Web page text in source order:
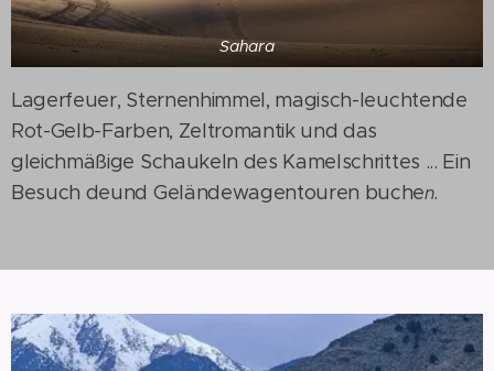
Sahara
Lagerfeuer, Sternenhimmel, magisch-leuchtende
Rot-Gelb-Farben, Zeltromantik und das
gleichmäßige Schaukeln des Kamelschrittes ... Ein
Besuch deund Geländewagentouren buchen.